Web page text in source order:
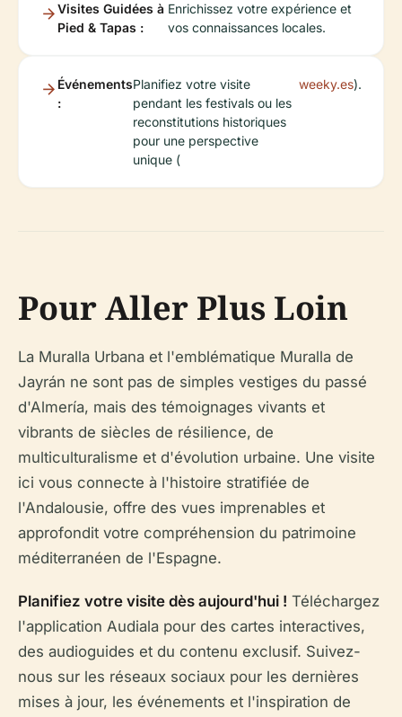
Visites Guidées à
Pied & Tapas :
Enrichissez votre expérience et
vos connaissances locales.
Événements
:
Planifiez votre visite
pendant les festivals ou les
reconstitutions historiques
pour une perspective
unique (
weeky.es).
Pour Aller Plus Loin
La Muralla Urbana et l'emblématique Muralla de
Jayrán ne sont pas de simples vestiges du passé
d'Almería, mais des témoignages vivants et
vibrants de siècles de résilience, de
multiculturalisme et d'évolution urbaine. Une visite
ici vous connecte à l'histoire stratifiée de
l'Andalousie, offre des vues imprenables et
approfondit votre compréhension du patrimoine
méditerranéen de l'Espagne.
Planifiez votre visite dès aujourd'hui ! Téléchargez
l'application Audiala pour des cartes interactives,
des audioguides et du contenu exclusif. Suivez-
nous sur les réseaux sociaux pour les dernières
mises à jour, les événements et l'inspiration de